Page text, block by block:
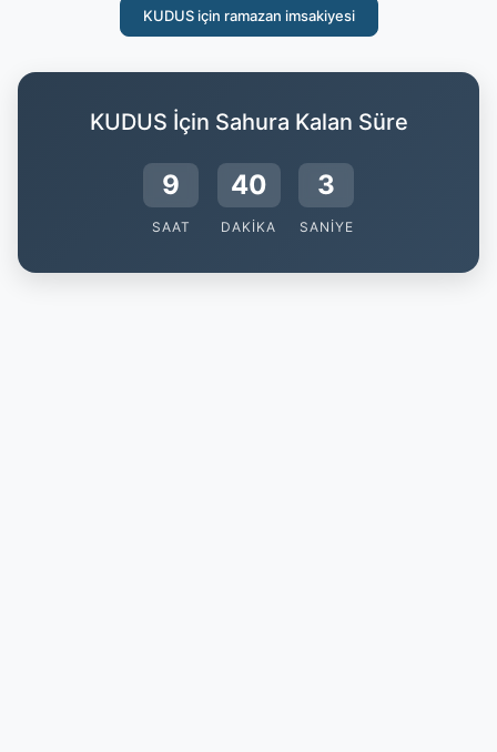
KUDUS için ramazan imsakiyesi
KUDUS İçin Sahura Kalan Süre
9
SAAT
40
DAKIKA
2
SANIYE